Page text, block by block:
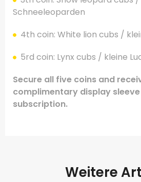
Schneeleoparden
4th coin: White lion cubs /
5rd coin: Lynx cubs / kleine
Secure all five coins and
complimentary display
subscription.
Weitere